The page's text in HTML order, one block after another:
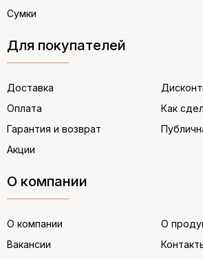
Сумки
Для покупателей
Доставка
Оплата
Гарантия и возврат
Акции
Как
О компании
О компании
Вакансии
О